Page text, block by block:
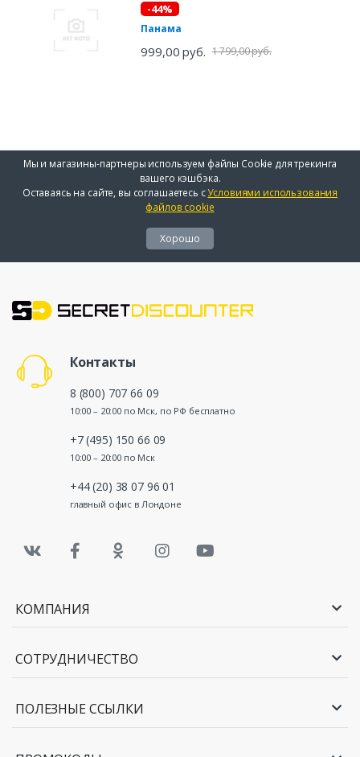
-44%
Панама
999,00 руб. 1 799,00 руб.
Мы и магазины-партнеры используем файлы Cookie для трекинга
вашего кэшбэка.
Оставаясь на сайте, вы соглашаетесь сУсловиями использования
файлов cookie
Хорошо
Контакты
8 (800) 707 66 09
10:00 – 20:00 по Мск, по РФ бесплатно
+7 (495) 150 66 09
10:00 – 20:00 по Мск
+44 (20) 38 07 96 01
главный офис в Лондоне
КОМПАНИЯ
СОТРУДНИЧЕСТВО
ПОЛЕЗНЫЕ ССЫЛКИ